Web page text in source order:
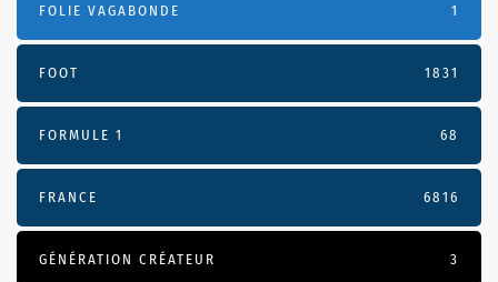
FOLIE VAGABONDE 1
FOOT 1831
FORMULE 1 68
FRANCE 6816
GÉNÉRATION CRÉATEUR 3